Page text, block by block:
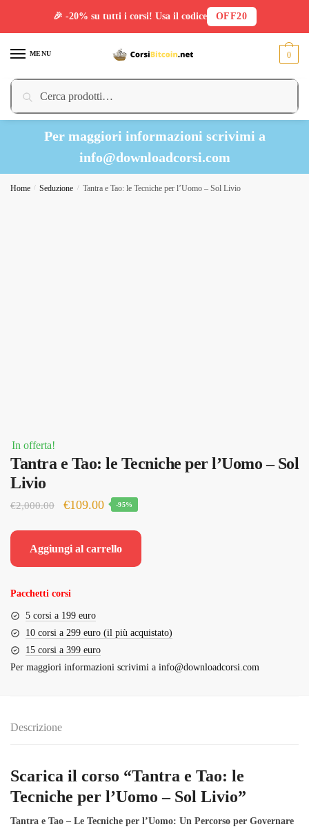
MENU
Cerca:
Cerca
0
Per maggiori informazioni scrivimi a
info@downloadcorsi.com
Home / Seduzione / Tantra e Tao: le Tecniche per l’Uomo – Sol Livio
In offerta!
Tantra e Tao: le Tecniche per l’Uomo – Sol
Livio
€2,000.00
Il
originale
€109.00Il
-95%
Aggiungi al carrello
Pacchetti corsi
5 corsi a 199 euro
10 corsi a 299 euro (il più acquistato)
15 corsi a 399 euro
Per maggiori informazioni scrivimi a info@downloadcorsi.com
Descrizione
Scarica il corso “Tantra e Tao: le
Tecniche per l’Uomo – Sol Livio”
Tantra e Tao – Le Tecniche per l’Uomo: Un Percorso per Governare
🎉 -20% su tutti i corsi! Usa il codice OFF20